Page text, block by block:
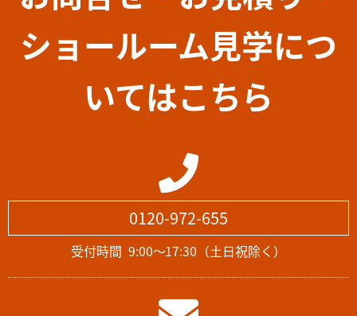
ショールーム見学につ
いてはこちら
0120-972-655
受付時間 9:00～17:30（土日祝除く）